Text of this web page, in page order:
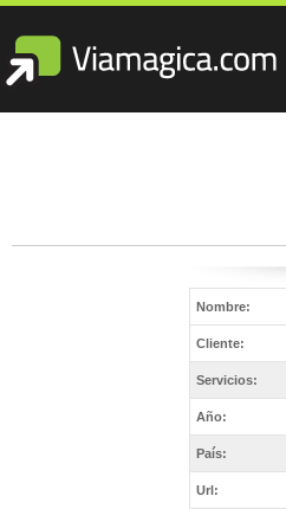
Nombre:
Cliente:
Servicios:
Año:
País:
Url: